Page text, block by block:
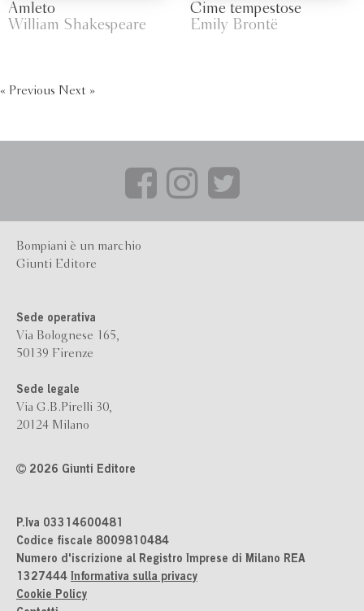
Amleto
William Shakespeare
Cime tempestose
Emily Brontë
« Previous Next »
Bompiani è un marchio
Giunti Editore
Sede operativa
Via Bolognese 165,
50139 Firenze
Sede legale
Via G.B.Pirelli 30,
20124 Milano
2026 Giunti Editore
P.Iva 03314600481
Codice fiscale 8009810484
Numero d'iscrizione al Registro Imprese di Milano REA
1327444 Informativa sulla privacy
Cookie Policy